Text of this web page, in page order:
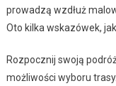
prowadzą wzdłuż
Oto kilka wskazówek,
Rozpocznij swoją
możliwości wyboru